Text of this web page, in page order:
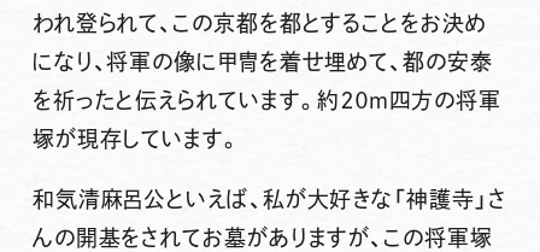
われ登られて、この京都を都とすることをお決め
になり、将軍の像に甲冑を着せ埋めて、都の安泰
を祈ったと伝えられています。約２０ｍ四方の将軍
塚が現存しています。
和気清麻呂公といえば、私が大好きな「神護寺」さ
んの開基をされてお墓がありますが、この将軍塚